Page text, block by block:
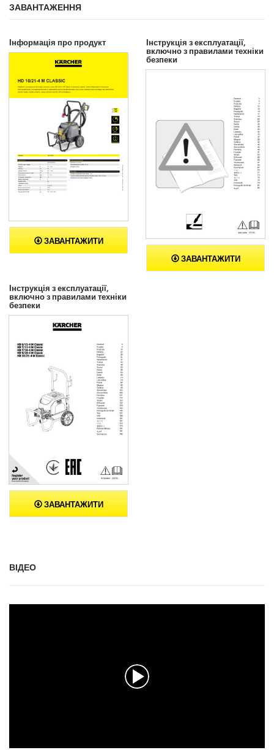
ЗАВАНТАЖЕННЯ
Інформація про продукт
ЗАВАНТАЖИТИ
Інструкція з експлуатації,
включно з правилами техніки
безпеки
ЗАВАНТАЖИТИ
Інструкція з експлуатації,
включно з правилами техніки
безпеки
ЗАВАНТАЖИТИ
ВІДЕО